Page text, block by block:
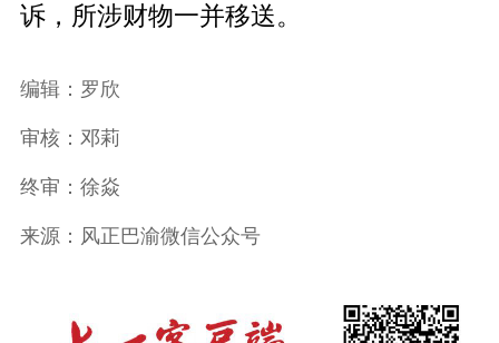
诉，所涉财物一并移送。
编辑：罗欣
审核：邓莉
终审：徐焱
来源：风正巴渝微信公众号